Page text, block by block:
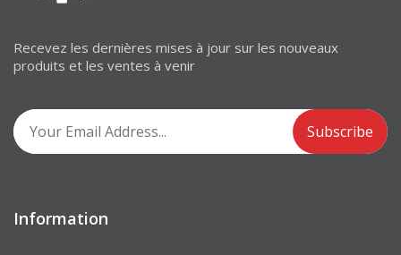
Recevez les dernières mises à jour sur les nouveaux
produits et les ventes à venir
Information